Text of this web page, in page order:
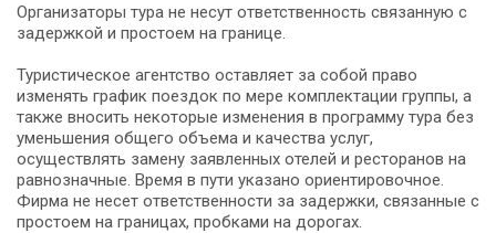
Организаторы тура не несут ответственность связанную с
задержкой и простоем на границе.
Туристическое агентство оставляет за собой право
изменять график поездок по мере комплектации группы, а
также вносить некоторые изменения в программу тура без
уменьшения общего объема и качества услуг,
осуществлять замену заявленных отелей и ресторанов на
равнозначные. Время в пути указано ориентировочное.
Фирма не несет ответственности за задержки, связанные с
простоем на границах, пробками на дорогах.